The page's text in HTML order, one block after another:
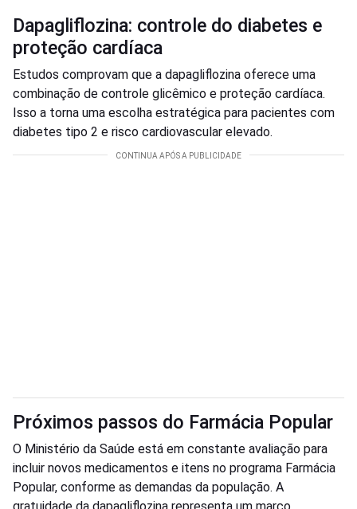
Dapagliflozina: controle do diabetes e
proteção cardíaca
Estudos comprovam que a dapagliflozina oferece uma
combinação de controle glicêmico e proteção cardíaca.
Isso a torna uma escolha estratégica para pacientes com
diabetes tipo 2 e risco cardiovascular elevado.
Próximos passos do Farmácia Popular
O Ministério da Saúde está em constante avaliação para
incluir novos medicamentos e itens no programa Farmácia
Popular, conforme as demandas da população. A